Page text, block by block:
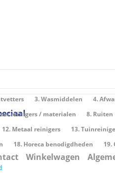
3. Wasmiddelen
4.
reinigers / materialen
8.
12. Metaal reinigers
13.
18. Horeca benodigdheden 19.
Winkelwagen